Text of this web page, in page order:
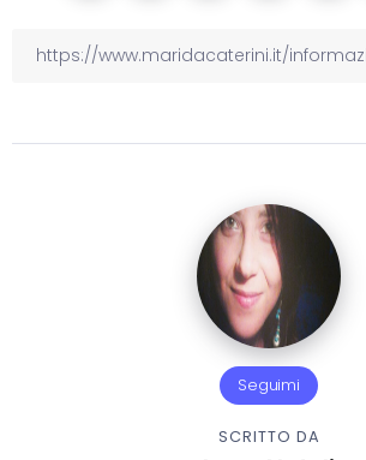
Seguimi
SCRITTO DA